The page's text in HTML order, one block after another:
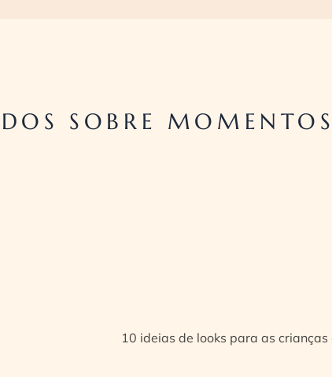
SOBRE
10 ideias de looks para as